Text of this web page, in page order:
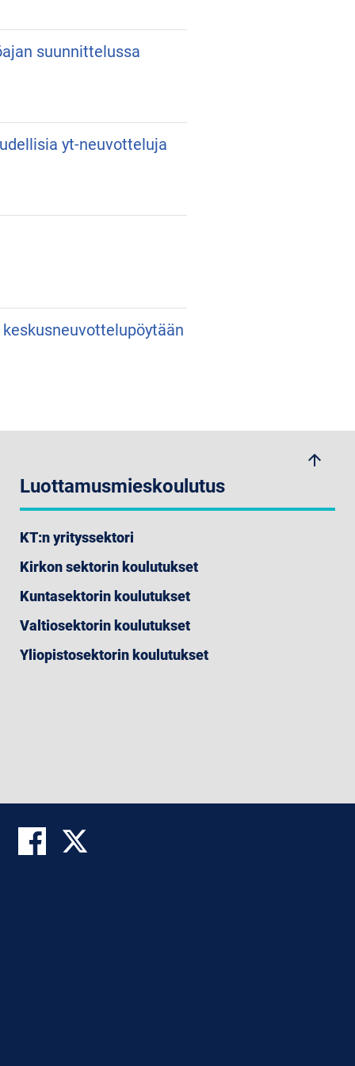
suunnittelussa
yt-neuvotteluja
arrow_upwards
Luottamusmieskoulutus
KT:n yrityssektori
Kirkon sektorin koulutukset
Kuntasektorin koulutukset
Valtiosektorin koulutukset
Yliopistosektorin koulutukset